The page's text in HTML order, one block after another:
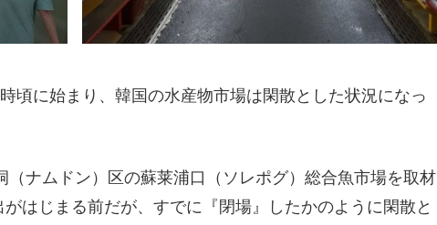
頃に始まり、韓国の水産物市場は閑散とした状況になっ
ナムドン）区の蘇莱浦口（ソレポグ）総合魚市場を取材
はじまる前だが、すでに『閉場』したかのように閑散と